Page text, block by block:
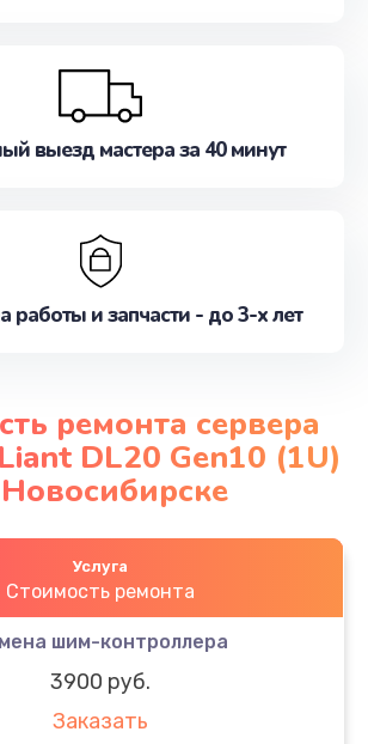
выезд мастера за 40 минут
работы и запчасти - до 3-х лет
ремонта сервера
DL20 Gen10 (1U)
Услуга
Стоимость ремонта
шим-контроллера
3900 руб.
Заказать